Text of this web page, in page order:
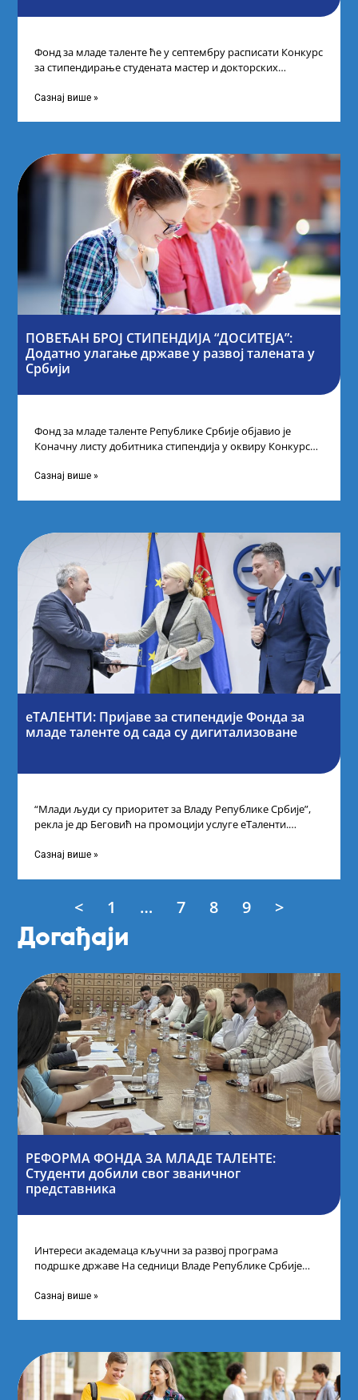
Фонд за младе таленте ће у септембру расписати Конкурс
за стипендирање студената мастер и докторских
Сазнај више »
ПОВЕЋАН БРОЈ СТИПЕНДИЈА “ДОСИТЕЈА”:
Додатно улагање државе у развој талената у
Србији
Фонд за младе таленте Републике Србије објавио је
Коначну листу добитника стипендија у оквиру Конкурса
Сазнај више »
еТАЛЕНТИ: Пријаве за стипендије Фонда за
младе таленте од сада су дигитализоване
“Млади људи су приоритет за Владу Републике Србије”,
рекла је др Беговић на промоцији услуге еТаленти.
Сазнај више »
< 1 … 7 8 9 >
Догађаји
РЕФОРМА ФОНДА ЗА МЛАДЕ ТАЛЕНТЕ:
Студенти добили свог званичног
представника
Интереси академаца кључни за развој програма
подршке државе На седници Владе Републике Србије
Сазнај више »